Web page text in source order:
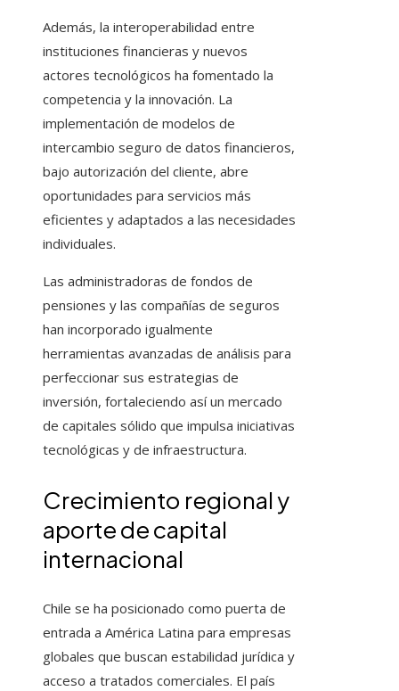
Además, la interoperabilidad entre
instituciones financieras y nuevos
actores tecnológicos ha fomentado la
competencia y la innovación. La
implementación de modelos de
intercambio seguro de datos financieros,
bajo autorización del cliente, abre
oportunidades para servicios más
eficientes y adaptados a las necesidades
individuales.
Las administradoras de fondos de
pensiones y las compañías de seguros
han incorporado igualmente
herramientas avanzadas de análisis para
perfeccionar sus estrategias de
inversión, fortaleciendo así un mercado
de capitales sólido que impulsa iniciativas
tecnológicas y de infraestructura.
Crecimiento regional y
aporte de capital
internacional
Chile se ha posicionado como puerta de
entrada a América Latina para empresas
globales que buscan estabilidad jurídica y
acceso a tratados comerciales. El país